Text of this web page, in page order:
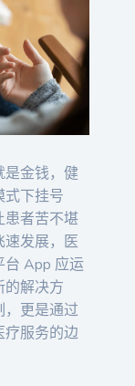
是金钱，健
式下挂号
患者苦不堪
速发展，医
台 App 应运
的解决方
，更是通过
疗服务的边